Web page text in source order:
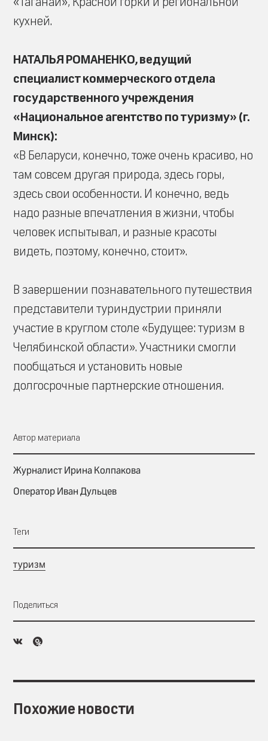
кухней.
НАТАЛЬЯ РОМАНЕНКО, ведущий
специалист коммерческого отдела
государственного учреждения
«Национальное агентство по туризму» (г.
Минск):
«В Беларуси, конечно, тоже очень красиво, но
там совсем другая природа, здесь горы,
здесь свои особенности. И конечно, ведь
надо разные впечатления в жизни, чтобы
человек испытывал, и разные красоты
видеть, поэтому, конечно, стоит».
В завершении познавательного путешествия
представители туриндустрии приняли
участие в круглом столе «Будущее: туризм в
Челябинской области». Участники смогли
пообщаться и установить новые
долгосрочные партнерские отношения.
Автор материала
Журналист Ирина Колпакова
Оператор Иван Дульцев
Теги
туризм
Поделиться
Похожие новости